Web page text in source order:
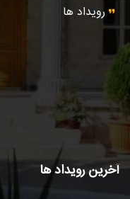
رویداد ها
آخرین رویداد ها